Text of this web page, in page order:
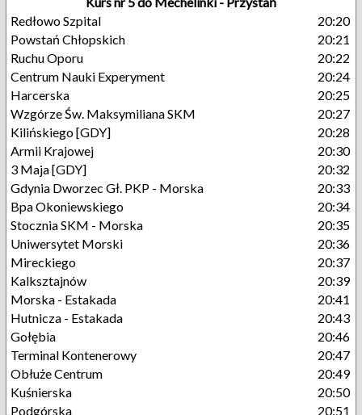
Redłowo Szpital
20:20
Powstań Chłopskich
20:21
Ruchu Oporu
20:22
Centrum Nauki Experyment
20:24
Harcerska
20:25
Wzgórze Św. Maksymiliana SKM
20:27
Kilińskiego [GDY]
20:28
Armii Krajowej
20:30
3 Maja [GDY]
20:32
Gdynia Dworzec Gł. PKP - Morska
20:33
Bpa Okoniewskiego
20:34
Stocznia SKM - Morska
20:35
Uniwersytet Morski
20:36
Mireckiego
20:37
Kalksztajnów
20:39
Morska - Estakada
20:41
Hutnicza - Estakada
20:43
Gołębia
20:46
Terminal Kontenerowy
20:47
Obłuże Centrum
20:49
Kuśnierska
20:50
Podgórska
20:51